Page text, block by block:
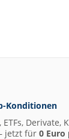
Konditionen
ETFs, Derivate,
jetzt für 0 Euro